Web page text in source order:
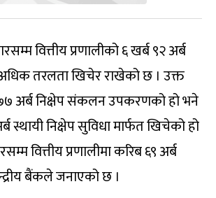
वित्तीय प्रणालीको ६ खर्ब ९२ अर्ब
तरलता खिचेर राखेको छ । उक्त
अर्ब निक्षेप संकलन उपकरणको हो भने
स्थायी निक्षेप सुविधा मार्फत खिचेको हो
वित्तीय प्रणालीमा करिब ६९ अर्ब
बैंकले जनाएको छ ।